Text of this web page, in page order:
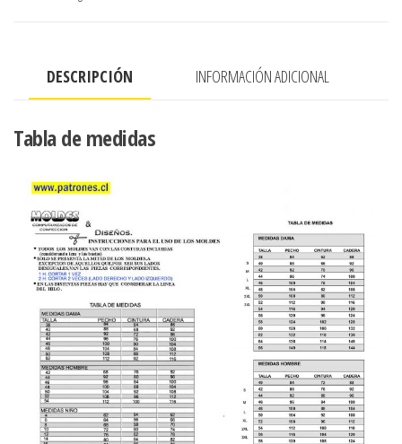
MANGA
puno
DESCRIPCIÓN INFORMACIÓN ADICIONAL
Tabla de medidas